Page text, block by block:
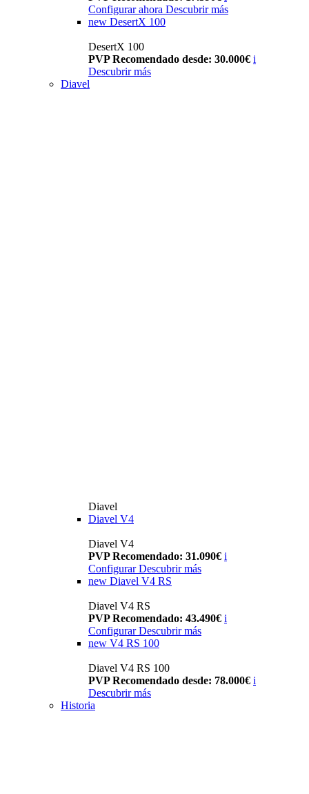
Configurar ahora Descubrir más
new DesertX 100
DesertX 100
PVP Recomendado desde: 30.000€ i
Descubrir más
Diavel
Diavel
Diavel V4
Diavel V4
PVP Recomendado: 31.090€ i
Configurar Descubrir más
new Diavel V4 RS
Diavel V4 RS
PVP Recomendado: 43.490€ i
Configurar Descubrir más
new V4 RS 100
Diavel V4 RS 100
PVP Recomendado desde: 78.000€ i
Descubrir más
Historia